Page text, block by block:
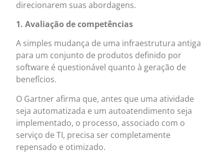
direcionarem suas abordagens.
1. Avaliação de competências
A simples mudança de uma infraestrutura antiga
para um conjunto de produtos definido por
software é questionável quanto à geração de
benefícios.
O Gartner afirma que, antes que uma atividade
seja automatizada e um autoatendimento seja
implementado, o processo, associado com o
serviço de TI, precisa ser completamente
repensado e otimizado.